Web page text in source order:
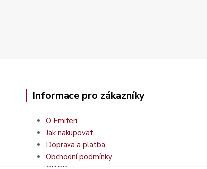
Informace pro zákazníky
O Emiteri
Jak nakupovat
Doprava a platba
Obchodní podmínky